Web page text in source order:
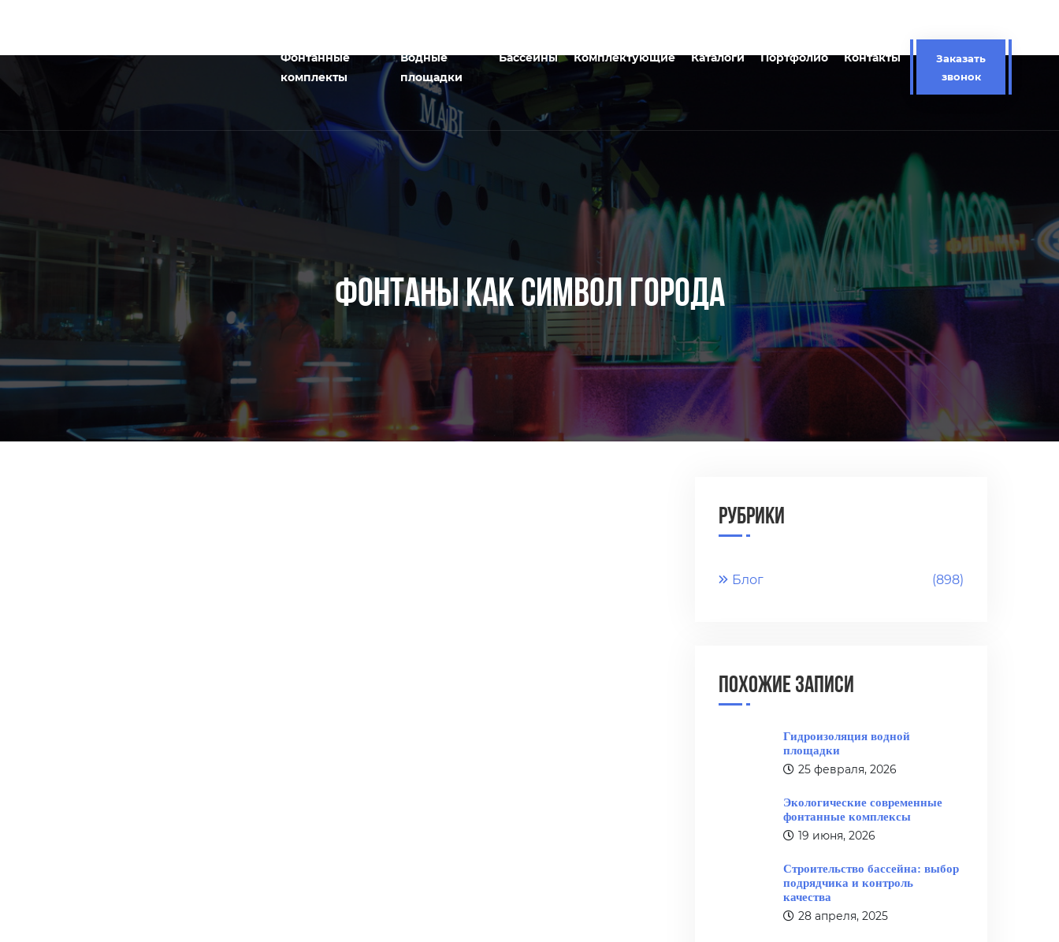
Фонтанные
комплекты
Водные
площадки
Бассейны Комплектующие Каталоги Портфолио Контакты
Заказать
звонок
ФОНТАНЫ КАК СИМВОЛ ГОРОДА
Рубрики
Блог (898)
Похожие записи
Гидроизоляция водной
площадки
25 февраля, 2026
Экологические современные
фонтанные комплексы
19 июня, 2026
Строительство бассейна: выбор
подрядчика и контроль
качества
28 апреля, 2025